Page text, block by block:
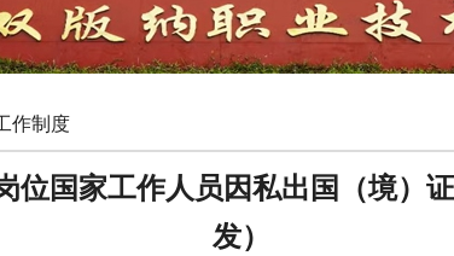
作制度
位国家工作人员因私出国（境）
发）